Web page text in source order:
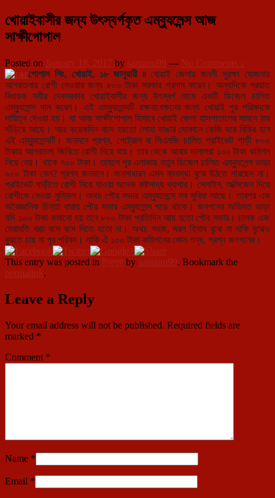
খোয়াইবাসীর জন্য উৎস্বর্গকৃত এম্ব্যুলেন্স আজ
সাক্ষীগোপাল
Posted on January 18, 2017 by santanu99 — No Comments ↓
গোপাল সিং, খোয়াই, ১৮ জানুয়ারী ৷৷খোয়াই জেলায় জননী সুরক্ষা যোজনায়
আগরতলায় রোগী নেওয়ার জন্য ৮০০ টাকা সরকার প্রদান করেন। অন্যদিকে প্রয়াত
বিধায়ক সমীর দেবসরকার খোয়াইবাসীর জন্য উৎস্বর্গ নামে একটি ডিজেল চালিত
এম্ব্যুলেন্স দান করেন। এই এম্ব্যুলেন্সটি রক্ষনাবেক্ষনের জন্য খোয়াই পুর পরিষদকে
দায়িত্ব দেওয়া হয়। যা আজ সাক্ষীগোপাল হিসাবে খোয়াই জেলা হাসপাতালের সামনে ঠায়
দাঁড়িয়ে আছে। আর কয়েকদিন বাদে হয়তো লোহা ভাঙার দোকানে কেজি দরে বিক্রি হবে
এই এম্ব্যুলেন্সটি। জনমনে প্রশ্ন, পেট্রোল বা সিএনজি চালিত প্রাইভেট গাড়ী ৮০০
টাকায় আগরতলা জিবিতে রোগী নিয়ে যায়। তার থেকে আবার দালালরা ১০০ টাকা কমিশন
নিয়ে নেয়। থাকে ৭০০ টাকা। তাহলে পুর এলাকায় নতুন ডিজেল চালিত এম্ব্যুলেন্স ভাড়া
৯০০ টাকা কেন? প্রশ্ন জনমনে। জনসাধারন এমন ব্যবস্থা বুঝে উঠতে পারছেন না।
প্রাইভেট গাড়ীতে রোগী নিয়ে যাওয়া অনেক কষ্টসাধ্য ব্যাপার। সেলাইন, অক্সিজেন দিয়ে
রোগীকে নেওয়া মুস্কিল। অথচ পৌর সভার এম্ব্যুলেন্সে সব সুবিধা আছে। তারপর এক
অবৈজ্ঞানিক চিন্তা ধারায় পৌর সভার এম্ব্যুলেন্স পড়ে থাকে। জনগনের অভিমত ভাড়া
যদি ১০০ টাকা কমানো হয় তবে ৮০০ টাকা প্রতিদিন আয় হতো পৌর সভার। চালক এবং
মেরামতি খরচ বসে বসে দিতে হতো না। অথচ সহজ, সরল হিসাব বুঝে না নাকি বুঝেও
বুঝতে চায় না পুর পরিষদ। নাকি ঐ ১০০ টাকা কমিশনের কোন গন্ধ, প্রশ্ন জনগনের।
This entry was posted in ত্রিপুরা by santanu99. Bookmark the
permalink.
Leave a Reply
Your email address will not be published. Required fields are
marked *
Comment *
Name *
Email *